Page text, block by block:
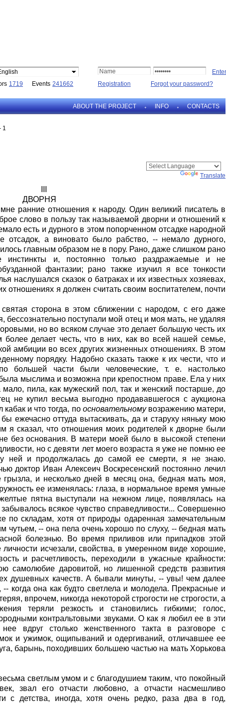
1719 Events 241662 Registration Forgot your password?
ABOUT THE PROJECT INFO CONTACTS
1
Translate
ДВОРНЯ
ранние отношения к народу. Один великий писатель в
слово в пользу так называемой дворни и отношений к
есть и дурного в этом попорченном отсадке народной
отсадок, а виновато было рабство, -- немало дурного,
главным образом не в пору. Рано, даже слишком рано
и, постоянно только раздражаемые и не
фантазии; рано также изучил я все тонкости
наслушался сказок о батраках и их известных хозяевах,
отношениях я должен считать своим воспитателем, почти
сторона в этом сближении с народом, с его даже
поступали мой отец и моя мать, не удаляя
но во всяком случае это делает большую честь их
более делает честь, что в них, как во всей нашей семье,
амбиции во всех других жизненных отношениях. В этом
порядку. Надобно сказать также к их чести, что и
большей части были человеческие, т. е. настолько
была мыслима и возможна при крепостном праве. Ела у них
пила, как мужеский пол, так и женский постарше, до
не купил весьма выгодно продававшегося с аукциона
и что тогда, по основательномувозражению матери,
ежечасно оттуда вытаскивать, да и старуху няньку мою
я сказал, что отношения моих родителей к дворне были
без основания. В матери моей было в высокой степени
но с девяти лет моего возраста я уже не помню ее
ней и продолжалась до самой ее смерти, я не знаю.
доктор Иван Алексеич Воскресенский постоянно лечил
и несколько дней в месяц она, бедная мать моя,
ее изменялась: глаза, в нормальное время умные
пятна выступали на нежном лице, появлялась на
всякое чувство справедливости... Совершенно
по складам, хотя от природы одаренная замечательным
чутьем, -- она пела очень хорошо по слуху, -- бедная мать
болезнью. Во время приливов или припадков этой
исчезали, свойства, в умеренном виде хорошие,
и расчетливость, переходили в ужасные крайности:
самолюбие даровитой, но лишенной средств развития
душевных качеств. А бывали минуты, -- увы! чем далее
когда она как будто светлела и молодела. Прекрасные и
впрочем, никогда некоторой строгости не строгости, а
теряли резкость и становились гибкими; голос,
контральтовыми звуками. О как я любил ее в эти
вдруг столько женственного такта в разговоре с
и ужимок, ощипываний и одергиваний, отличавшее ее
барынь, походивших большею частью на мать Хорькова
светлым умом и с благодушием таким, что покойный
звал его отчасти любовно, а отчасти насмешливо
с детства, иногда, хотя очень редко, раза два в год,